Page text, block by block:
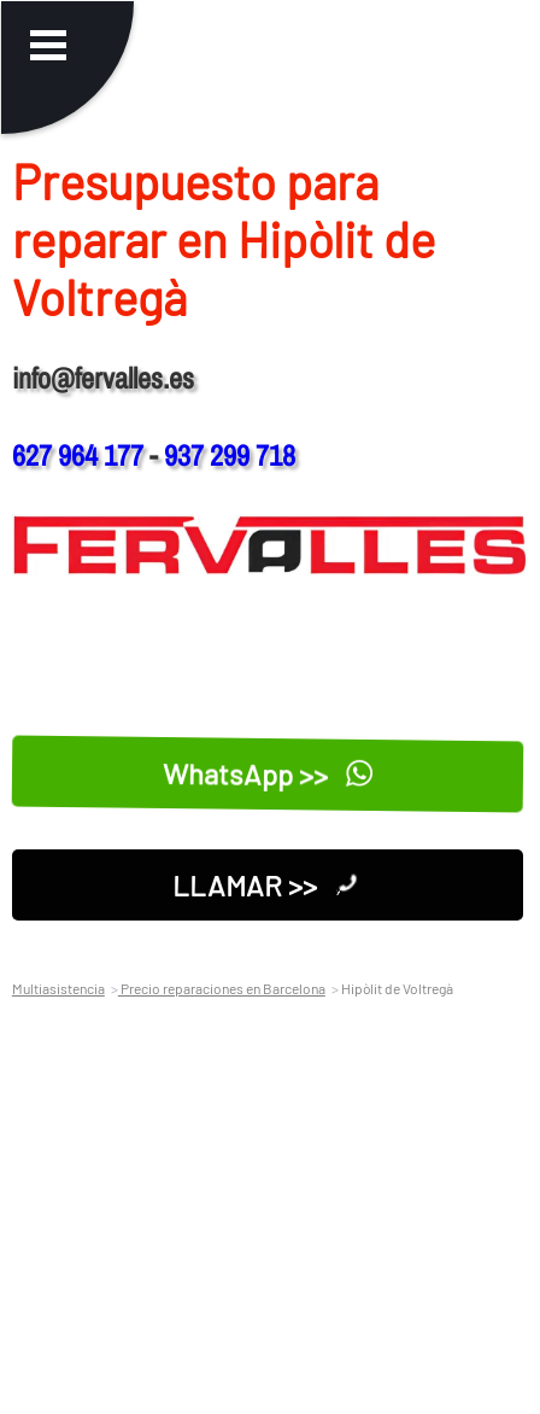
Presupuesto para
reparar en Hipòlit de
Voltregà
info@fervalles.es
627 964 177-937 299 718
WhatsApp >>
LLAMAR >>
Multiasistencia Precio reparaciones en Barcelona Hipòlit de Voltregà